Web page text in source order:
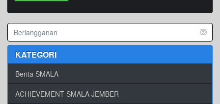
KATEGORI
Berita SMALA
ACHIEVEMENT SMALA JEMBER